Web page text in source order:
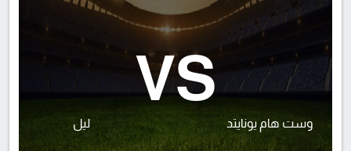
وست هام يونايتد
VS
ليل